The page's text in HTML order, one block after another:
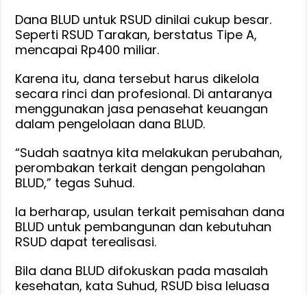
Dana BLUD untuk RSUD dinilai cukup besar.
Seperti RSUD Tarakan, berstatus Tipe A,
mencapai Rp400 miliar.
Karena itu, dana tersebut harus dikelola
secara rinci dan profesional. Di antaranya
menggunakan jasa penasehat keuangan
dalam pengelolaan dana BLUD.
“Sudah saatnya kita melakukan perubahan,
perombakan terkait dengan pengolahan
BLUD,” tegas Suhud.
Ia berharap, usulan terkait pemisahan dana
BLUD untuk pembangunan dan kebutuhan
RSUD dapat terealisasi.
Bila dana BLUD difokuskan pada masalah
kesehatan, kata Suhud, RSUD bisa leluasa